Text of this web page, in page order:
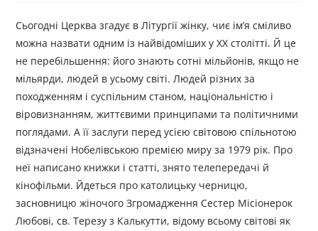
Сьогодні Церква згадує в Літургії жінку, чиє ім’я сміливо
можна назвати одним із найвідоміших у ХХ столітті. Й це
не перебільшення: його знають сотні мільйонів, якщо не
мільярди, людей в усьому світі. Людей різних за
походженням і суспільним станом, національністю і
віровизнанням, життєвими принципами та політичними
поглядами. А її заслуги перед усією світовою спільнотою
відзначені Нобелівською премією миру за 1979 рік. Про
неї написано книжки і статті, знято телепередачі й
кінофільми. Йдеться про католицьку черницю,
засновницю жіночого Згромадження Сестер Місіонерок
Любові, св. Терезу з Калькутти, відому всьому світові як